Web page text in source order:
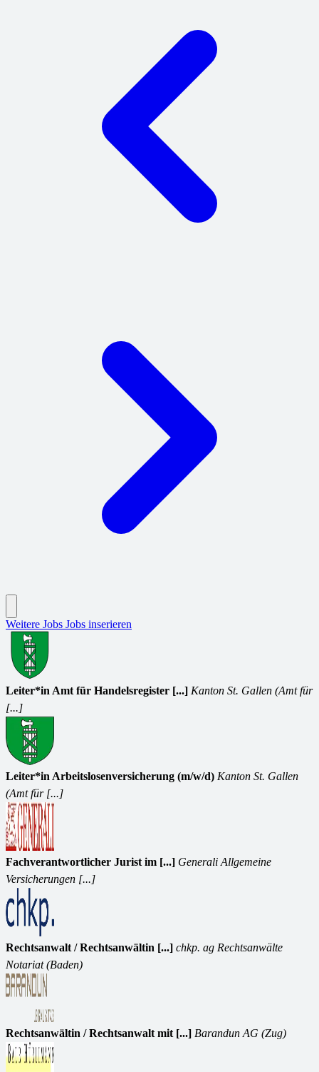
Weitere Jobs Jobs inserieren
Leiter*in Amt für Handelsregister [...] Kanton St. Gallen (Amt für
[...]
Leiter*in Arbeitslosenversicherung (m/w/d) Kanton St. Gallen
(Amt für [...]
Fachverantwortlicher Jurist im [...] Generali Allgemeine
Versicherungen [...]
Rechtsanwalt / Rechtsanwältin [...] chkp. ag Rechtsanwälte
Notariat (Baden)
Rechtsanwältin / Rechtsanwalt mit [...] Barandun AG (Zug)